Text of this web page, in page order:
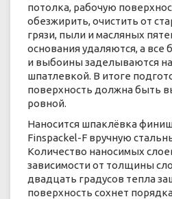
потолка, рабочую
обезжирить, очистить от
грязи, пыли и масляных
основания удаляются, а
и выбоины заделываются
шпатлевкой. В итоге
поверхность должна быть
ровной.
Наносится шпаклёвка
Finspackel-F вручную
Количество наносимых
зависимости от толщины
двадцать градусов тепла
поверхность сохнет